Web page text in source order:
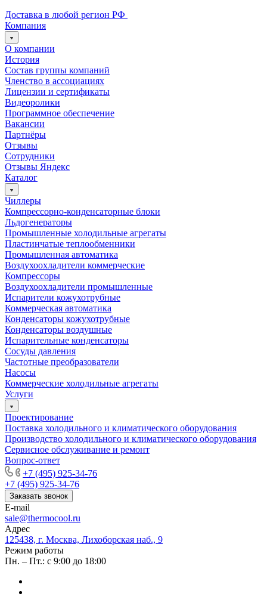
Доставка в любой регион РФ
Компания
О компании
История
Состав группы компаний
Членство в ассоциациях
Лицензии и сертификаты
Видеоролики
Программное обеспечение
Вакансии
Партнёры
Отзывы
Сотрудники
Отзывы Яндекс
Каталог
Чиллеры
Компрессорно-конденсаторные блоки
Льдогенераторы
Промышленные холодильные агрегаты
Пластинчатые теплообменники
Промышленная автоматика
Воздухоохладители коммерческие
Компрессоры
Воздухоохладители промышленные
Испарители кожухотрубные
Коммерческая автоматика
Конденсаторы кожухотрубные
Конденсаторы воздушные
Испарительные конденсаторы
Сосуды давления
Частотные преобразователи
Насосы
Коммерческие холодильные агрегаты
Услуги
Проектирование
Поставка холодильного и климатического оборудования
Производство холодильного и климатического оборудования
Сервисное обслуживание и ремонт
Вопрос-ответ
+7 (495) 925-34-76
+7 (495) 925-34-76
Заказать звонок
E-mail
sale@thermocool.ru
Адрес
125438, г. Москва, Лихоборская наб., 9
Режим работы
Пн. – Пт.: с 9:00 до 18:00